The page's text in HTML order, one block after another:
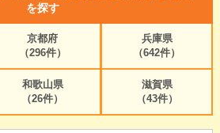
を探す
京都府
（296件）
兵庫県
（642件）
和歌山県
（26件）
滋賀県
（43件）